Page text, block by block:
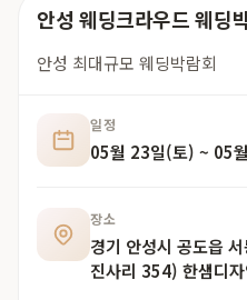
안성 웨딩크라우드 웨딩
안성 최대규모 웨딩박람회
일정
05월 23일(토) ~ 05
장소
경기 안성시 공도읍
진사리 354) 한샘디